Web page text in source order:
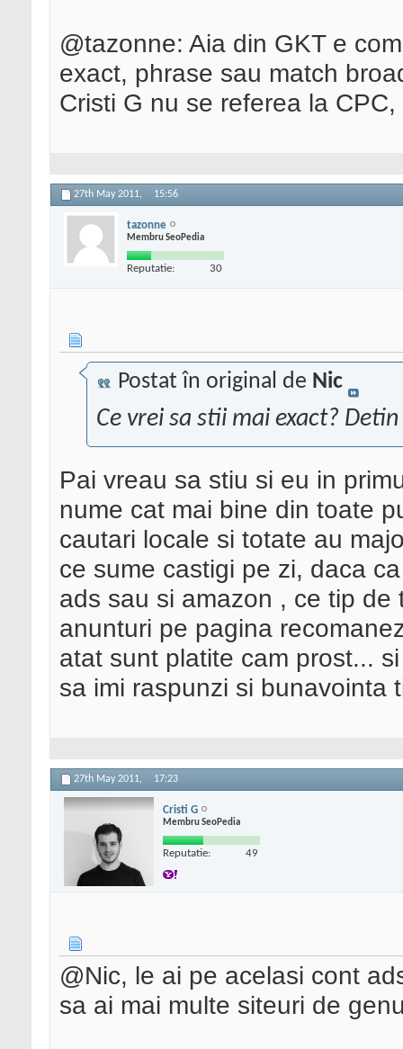
@tazonne: Aia din GKT e
exact, phrase sau match
Cristi G nu se referea la
27th May 2011, 15:56
tazonne
Membru SeoPedia
Reputatie: 30
Postat în original de Nic
Ce vrei sa stii mai exact?
Pai vreau sa stiu si eu in
nume cat mai bine din toate
cautari locale si totate au
ce sume castigi pe zi, daca
ads sau si amazon , ce tip
anunturi pe pagina
atat sunt platite cam prost...
sa imi raspunzi si bunavointa
27th May 2011, 17:23
Cristi G
Membru SeoPedia
Reputatie: 49
@Nic, le ai pe acelasi cont
sa ai mai multe siteuri de